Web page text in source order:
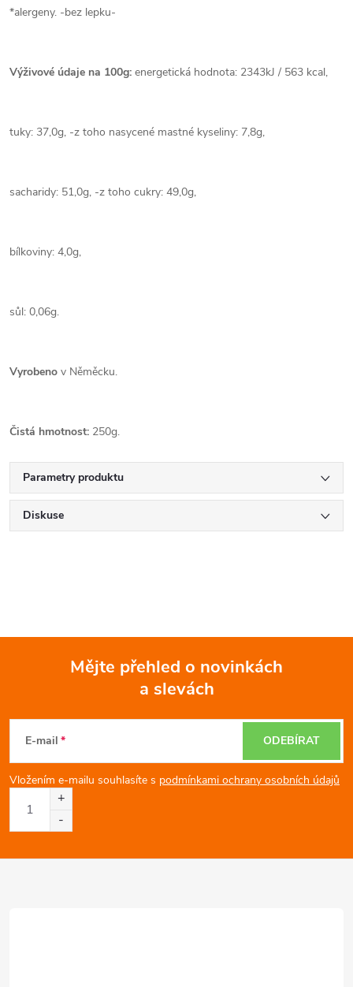
*alergeny. -bez lepku-
Výživové údaje na 100g: energetická hodnota: 2343kJ / 563 kcal,
tuky: 37,0g, -z toho nasycené mastné kyseliny: 7,8g,
sacharidy: 51,0g, -z toho cukry: 49,0g,
bílkoviny: 4,0g,
sůl: 0,06g.
Vyrobeno v Něměcku.
Čistá hmotnost: 250g.
Parametry produktu
Diskuse
p
a
t
Mějte přehled o novinkách
a slevách
E-mail
Vložením e-mailu souhlasíte s podmínkami ochrany osobních údajů
ODEBÍRAT